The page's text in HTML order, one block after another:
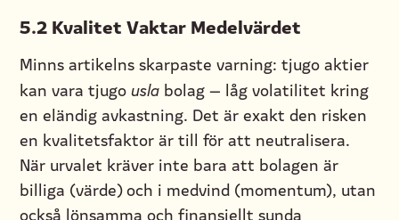
5.2 Kvalitet Vaktar Medelvärdet
Minns artikelns skarpaste varning: tjugo aktier
kan vara tjugo usla bolag — låg volatilitet kring
en eländig avkastning. Det är exakt den risken
en kvalitetsfaktor är till för att neutralisera.
När urvalet kräver inte bara att bolagen är
billiga (värde) och i medvind (momentum), utan
också lönsamma och finansiellt sunda